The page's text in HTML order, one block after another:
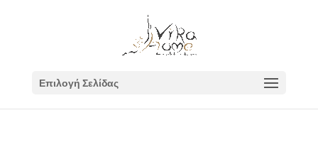
Επιλογή Σελίδας